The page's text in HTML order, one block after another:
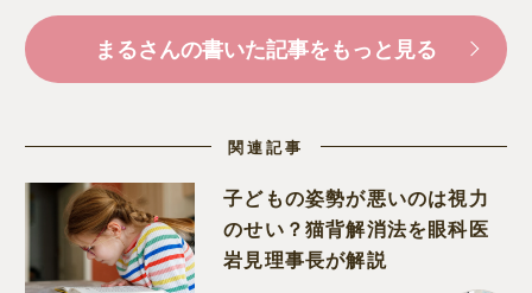
まるさんの書いた記事をもっと見る
関連記事
子どもの姿勢が悪いのは視力
のせい？猫背解消法を眼科医
岩見理事長が解説